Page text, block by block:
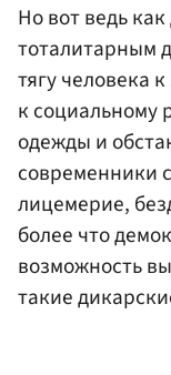
Но вот ведь
тоталитарным
тягу человека
к социальному
одежды и
современники
лицемерие,
более что
возможность
такие